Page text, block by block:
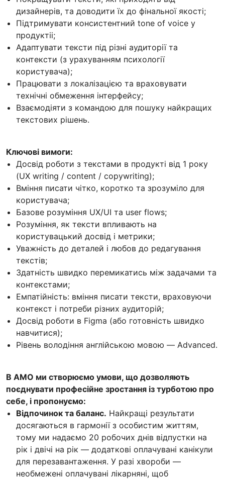
дизайнерів, та доводити їх до фінальної якості;
Підтримувати консистентний tone of voice у
продуктіі;
Адаптувати тексти під різні аудиторії та
контексти (з урахуванням психології
користувача);
Працювати з локалізацією та враховувати
технічні обмеження інтерфейсу;
Взаємодіяти з командою для пошуку найкращих
текстових рішень.
Ключові вимоги:
Досвід роботи з текстами в продукті від 1 року
(UX writing / content / copywriting);
Вміння писати чітко, коротко та зрозуміло для
користувача;
Базове розуміння UX/UI та user flows;
Розуміння, як тексти впливають на
користувацький досвід і метрики;
Уважність до деталей і любов до редагування
текстів;
Здатність швидко перемикатись між задачами та
контекстами;
Емпатійність: вміння писати тексти, враховуючи
контекст і потреби різних аудиторій;
Досвід роботи в Figma (або готовність швидко
навчитися);
Рівень володіння англійською мовою — Advanced.
В AMO ми створюємо умови, що дозволяють
поєднувати професійне зростання із турботою про
себе, і пропонуємо:
Відпочинок та баланс. Найкращі результати
досягаються в гармонії з особистим життям,
тому ми надаємо 20 робочих днів відпустки на
рік і двічі на рік — додаткові оплачувані канікули
для перезавантаження. У разі хвороби —
необмежені оплачувані лікарняні, щоб